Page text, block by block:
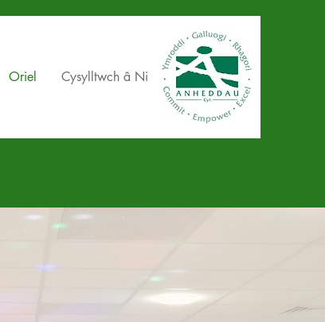
Oriel Cysylltwch â Ni